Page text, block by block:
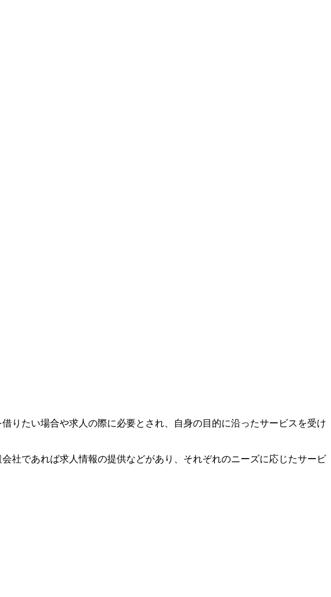
りたい場合や求人の際に必要とされ、自身の目的に沿ったサービスを受け
社であれば求人情報の提供などがあり、それぞれのニーズに応じたサービ